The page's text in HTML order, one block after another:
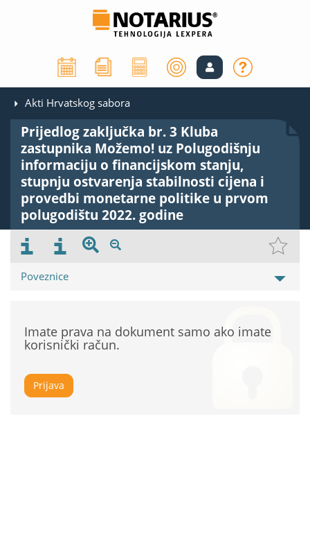
Akti Hrvatskog sabora
Prijedlog zaključka br. 3 Kluba
zastupnika Možemo! uz Polugodišnju
informaciju o financijskom stanju,
stupnju ostvarenja stabilnosti cijena i
provedbi monetarne politike u prvom
polugodištu 2022. godine
Poveznice
Imate prava na dokument samo ako imate
korisnički račun.
Prijava